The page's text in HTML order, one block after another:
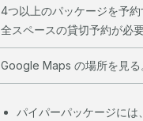
4つ以上のパッケージを予
全スペースの貸切予約が必
Google Maps の場所を見る
パイパーパッケージには